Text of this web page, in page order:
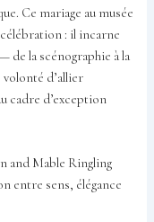
Ce mariage au musée
: il incarne
de la scénographie à la
d’allier
cadre d’exception
and Mable Ringling
entre sens, élégance